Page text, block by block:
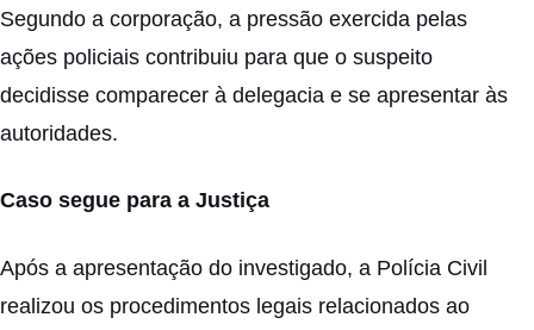
Segundo a corporação, a pressão exercida pelas
ações policiais contribuiu para que o suspeito
decidisse comparecer à delegacia e se apresentar às
autoridades.
Caso segue para a Justiça
Após a apresentação do investigado, a Polícia Civil
realizou os procedimentos legais relacionados ao